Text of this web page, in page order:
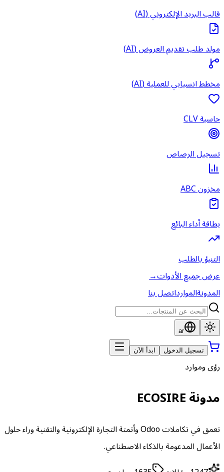
قالب البريد الإلكتروني (AI)
مولد طلب تقديم العروض (AI)
مخطط انسيابي للعملية (AI)
حاسبة CLV
تسجيل الرصاص
مخزون ABC
بطاقة أداء البائع
التنبؤ بالطلب
عرض جميع الأدوات→
المدونةالموارداتصل بنا
ar
تسجيل الدخول ابدأ الآن
رؤى وموارد
مدونة ECOSIRE
تعمق في تكاملات Odoo وأتمتة التجارة الإلكترونية والتقنية وراء حلول
الأعمال المدعومة بالذكاء الاصطناعي.